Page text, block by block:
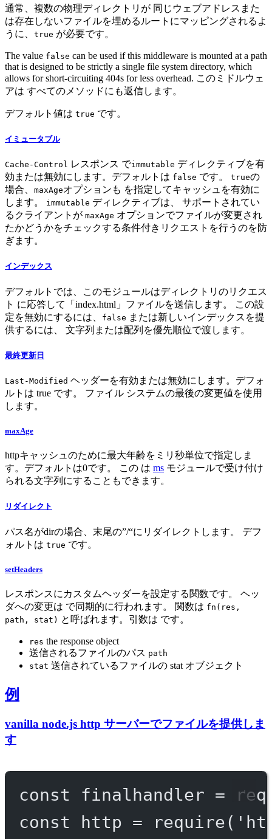
通常、複数の物理ディレクトリが 同じウェブアドレスまた
は存在しないファイルを埋めるルートにマッピングされるよ
うに、 true が必要です。
The value false can be used if this middleware is mounted at a path
that is designed to be strictly a single file system directory, which
allows for short-circuiting 404s for less overhead. このミドルウェ
アは すべてのメソッドにも返信します。
デフォルト値は true です。
イミュータブル
Cache-Control レスポンス でimmutable ディレクティブを有
効または無効にします。デフォルトは false です。 trueの
場合、 maxAgeオプションも を指定してキャッシュを有効に
します。
immutable ディレクティブは、 サポートされてい
るクライアントが maxAge オプションでファイルが変更され
たかどうかをチェックする条件付きリクエストを行うのを防
ぎます。
インデックス
デフォルトでは、このモジュールはディレクトリのリクエス
ト に応答して「index.html」ファイルを送信します。 この設
定を無効にするには、
false または新しいインデックスを提
供するには、 文字列または配列を優先順位で渡します。
最終更新日
Last-Modified ヘッダーを有効または無効にします。デフォ
ルトは true です。 ファイル システムの最後の変更値を使用
します。
maxAge
httpキャッシュのために最大年齢をミリ秒単位で指定しま
す。デフォルトは0です。 この は ms モジュールで受け付け
られる文字列にすることもできます。
リダイレクト
パス名がdirの場合、末尾の”/“にリダイレクトします。 デフ
ォルトは true です。
setHeaders
レスポンスにカスタムヘッダーを設定する関数です。 ヘッ
ダへの変更は で同期的に行われます。 関数は fn(res,
path, stat) と呼ばれます。引数は です。
res the response object
送信されるファイルのパス path
stat 送信されているファイルの stat オブジェクト
例
vanilla node.js http サーバーでファイルを提供しま
す
const finalhandler =
const
http = require(